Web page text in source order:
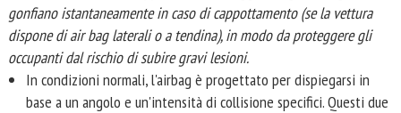
gonfiano istantaneamente in caso di cappottamento (se la vettura
dispone di air bag laterali o a tendina), in modo da proteggere gli
occupanti dal rischio di subire gravi lesioni.
In condizioni normali, l'airbag è progettato per dispiegarsi in
base a un angolo e un'intensità di collisione specifici. Questi due